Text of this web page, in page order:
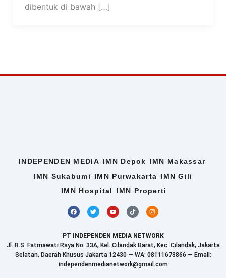
dibentuk di bawah […]
INDEPENDEN MEDIA IMN Depok
IMN Makassar
IMN Sukabumi
IMN Purwakarta IMN Gili
IMN Hospital
IMN Properti
F
a
c
b
o
o
T
w
i
t
e
r
Y
o
u
u
b
e
T
i
k
o
k
I
n
s
a
g
r
a
m
PT INDEPENDEN MEDIA NETWORK
Jl. R.S. Fatmawati Raya No. 33A, Kel. Cilandak Barat, Kec. Cilandak, Jakarta
Selatan, Daerah Khusus Jakarta 12430 — WA: 08111678866 — Email:
independenmedianetwork@gmail.com